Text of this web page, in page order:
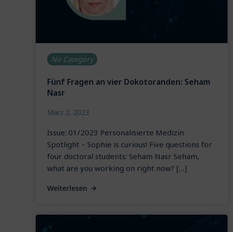
No Category
Fünf Fragen an vier Dokotoranden: Seham
Nasr
März 2, 2023
Issue: 01/2023 Personalisierte Medizin
Spotlight – Sophie is curious! Five questions for
four doctoral students: Seham Nasr Seham,
what are you working on right now? […]
Weiterlesen